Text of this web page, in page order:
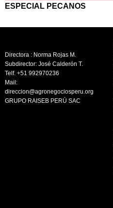
ESPECIAL PECANOS
Directora : Norma Rojas M.
Subdirector: José Calderón T.
Telf. +51 992970236
Mail:
direccion@agronegociosperu.org
GRUPO RAISEB PERÚ SAC